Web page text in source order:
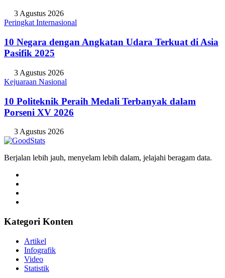
3 Agustus 2026
Peringkat Internasional
10 Negara dengan Angkatan Udara Terkuat di Asia
Pasifik 2025
3 Agustus 2026
Kejuaraan Nasional
10 Politeknik Peraih Medali Terbanyak dalam
Porseni XV 2026
3 Agustus 2026
Berjalan lebih jauh, menyelam lebih dalam, jelajahi beragam data.
Kategori Konten
Artikel
Infografik
Video
Statistik